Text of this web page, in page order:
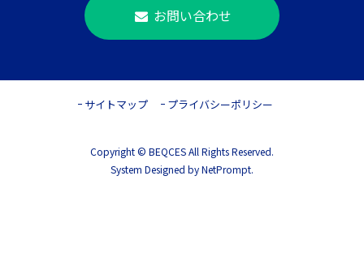
お問い合わせ
サイトマップ プライバシーポリシー
Copyright © BEQCES All Rights Reserved.
System Designed by NetPrompt.